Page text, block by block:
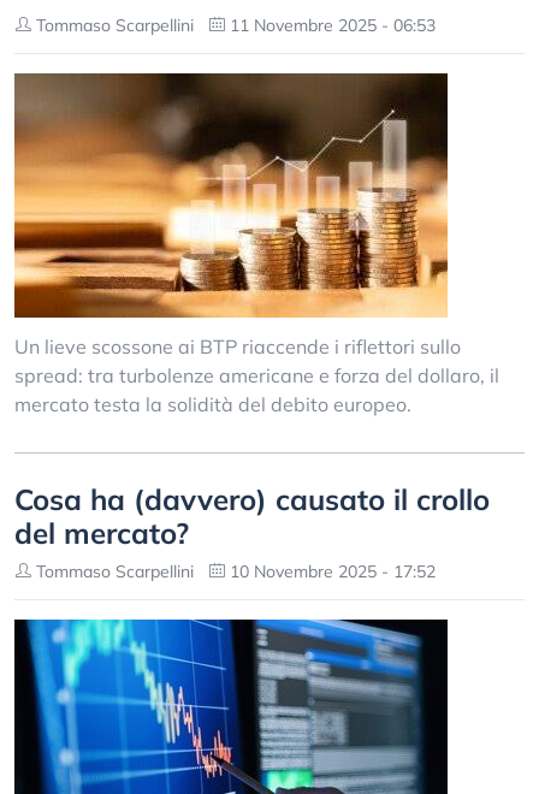
Tommaso Scarpellini 11 Novembre 2025 - 06:53
Un lieve scossone ai BTP riaccende i riflettori sullo
spread: tra turbolenze americane e forza del dollaro, il
mercato testa la solidità del debito europeo.
Cosa ha (davvero) causato il crollo
del mercato?
Tommaso Scarpellini 10 Novembre 2025 - 17:52